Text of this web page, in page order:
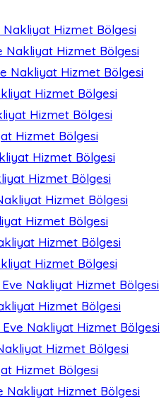
Nakliyat Hizmet Bölgesi
Nakliyat Hizmet Bölgesi
Nakliyat Hizmet Bölgesi
Hizmet Bölgesi
Hizmet Bölgesi
Hizmet Bölgesi
Hizmet Bölgesi
Hizmet Bölgesi
Hizmet Bölgesi
Hizmet Bölgesi
Hizmet Bölgesi
Hizmet Bölgesi
Nakliyat Hizmet Bölgesi
Hizmet Bölgesi
Eve Nakliyat Hizmet Bölgesi
Hizmet Bölgesi
Hizmet Bölgesi
Nakliyat Hizmet Bölgesi